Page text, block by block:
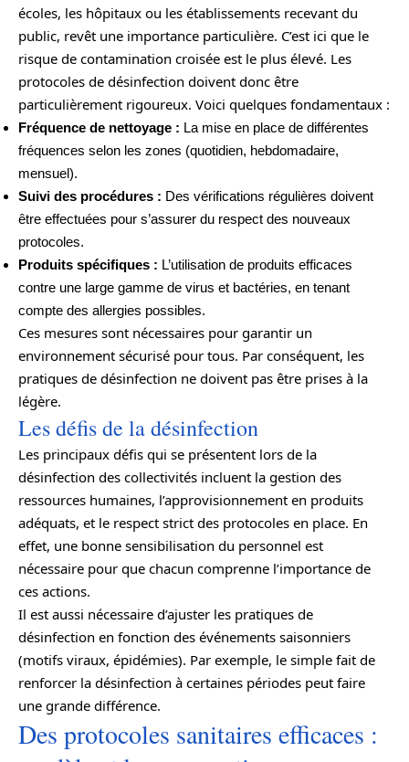
écoles, les hôpitaux ou les établissements recevant du
public, revêt une importance particulière. C’est ici que le
risque de contamination croisée est le plus élevé. Les
protocoles de désinfection doivent donc être
particulièrement rigoureux. Voici quelques fondamentaux :
Fréquence de nettoyage : La mise en place de différentes
fréquences selon les zones (quotidien, hebdomadaire,
mensuel).
Suivi des procédures : Des vérifications régulières doivent
être effectuées pour s’assurer du respect des nouveaux
protocoles.
Produits spécifiques : L’utilisation de produits efficaces
contre une large gamme de virus et bactéries, en tenant
compte des allergies possibles.
Ces mesures sont nécessaires pour garantir un
environnement sécurisé pour tous. Par conséquent, les
pratiques de désinfection ne doivent pas être prises à la
légère.
Les défis de la désinfection
Les principaux défis qui se présentent lors de la
désinfection des collectivités incluent la gestion des
ressources humaines, l’approvisionnement en produits
adéquats, et le respect strict des protocoles en place. En
effet, une bonne sensibilisation du personnel est
nécessaire pour que chacun comprenne l’importance de
ces actions.
Il est aussi nécessaire d’ajuster les pratiques de
désinfection en fonction des événements saisonniers
(motifs viraux, épidémies). Par exemple, le simple fait de
renforcer la désinfection à certaines périodes peut faire
une grande différence.
Des protocoles sanitaires efficaces :